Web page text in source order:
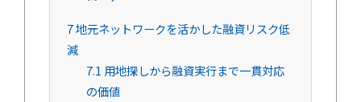
7地元ネットワークを活かした融資リスク低
減
7.1 用地探しから融資実行まで一貫対応
の価値